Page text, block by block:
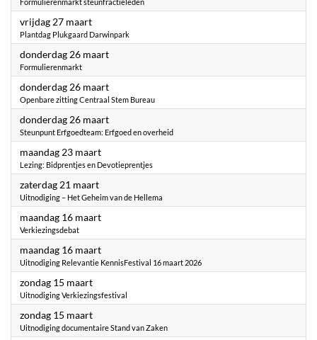
vrijdag 27 maart2026
Plantdag Plukgaard Darwinpark
donderdag 26 maart2026
Formulierenmarkt
donderdag 26 maart2026
Openbare zitting Centraal Stem Bureau
donderdag 26 maart2026
Steunpunt Erfgoedteam: Erfgoed en overheid
maandag 23 maart2026
Lezing: Bidprentjes en Devotieprentjes
zaterdag 21 maart2026
Uitnodiging – Het Geheim van de Hellema
maandag 16 maart2026
Verkiezingsdebat
maandag 16 maart2026
Uitnodiging Relevantie KennisFestival 16 maart 2026
zondag 15 maart2026
Uitnodiging Verkiezingsfestival
zondag 15 maart2026
Uitnodiging documentaire Stand van Zaken